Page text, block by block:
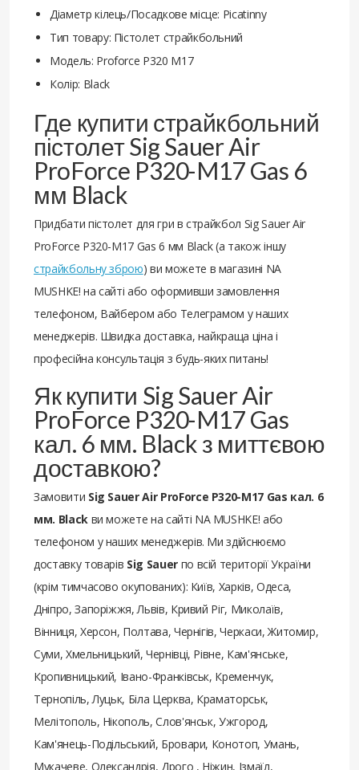
Діаметр кілець/Посадкове місце: Picatinny
Тип товару: Пістолет страйкбольний
Модель: Proforce P320 M17
Колір: Black
Где купити страйкбольний
пістолет Sig Sauer Air
ProForce P320-M17 Gas 6
мм Black
Придбати пістолет для гри в страйкбол Sig Sauer Air
ProForce P320-M17 Gas 6 мм Black (а також іншу
страйкбольну зброю) ви можете в магазині NA
MUSHKE! на сайті або оформивши замовлення
телефоном, Вайбером або Телеграмом у наших
менеджерів. Швидка доставка, найкраща ціна і
професійна консультація з будь-яких питань!
Як купити Sig Sauer Air
ProForce P320-M17 Gas
кал. 6 мм. Black з миттєвою
доставкою?
Замовити Sig Sauer Air ProForce P320-M17 Gas кал. 6
мм. Blackви можете на сайті NA MUSHKE! або
телефоном у наших менеджерів. Ми здійснюємо
доставку товарів Sig Sauerпо всій території України
(крім тимчасово окупованих): Київ, Харків, Одеса,
Дніпро, Запоріжжя, Львів, Кривий Ріг, Миколаїв,
Вінниця, Херсон, Полтава, Чернігів, Черкаси, Житомир,
Суми, Хмельницький, Чернівці, Рівне, Кам'янське,
Кропивницький, Івано-Франківськ, Кременчук,
Тернопіль, Луцьк, Біла Церква, Краматорськ,
Мелітополь, Нікополь, Слов'янськ, Ужгород,
Кам'янець-Подільський, Бровари, Конотоп, Умань,
Мукачеве, Олександрія, Дрого , Ніжин, Ізмаїл,